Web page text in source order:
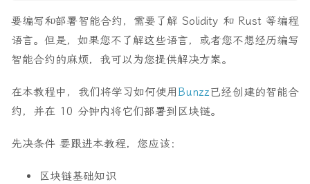
要编写和部署智能合约，需要了解 Solidity 和 Rust 等编程
语言。但是，如果您不了解这些语言，或者您不想经历编写
智能合约的麻烦，我可以为您提供解决方案。
在本教程中，我们将学习如何使用 Bunzz已经创建的智能合
约，并在 10 分钟内将它们部署到区块链。
先决条件 要跟进本教程，您应该：
区块链基础知识